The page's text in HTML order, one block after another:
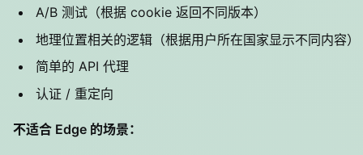
A/B 测试（根据 cookie 返回不同版本）
地理位置相关的逻辑（根据用户所在国家显示不同内容）
简单的 API 代理
认证 / 重定向
不适合 Edge 的场景：